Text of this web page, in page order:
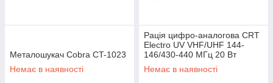
Металошукач Cobra CT-1023
Немає в наявності
Рація цифро-аналогова CRT
Electro UV VHF/UHF 144-
146/430-440 МГц 20 Вт
ELECTRO21060091
Немає в наявності